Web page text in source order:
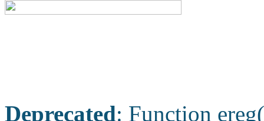
Deprecated: Function